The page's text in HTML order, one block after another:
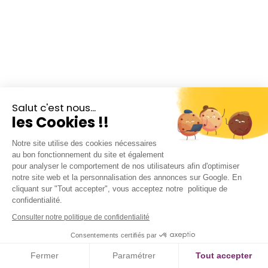
Salut c'est nous...
les Cookies !!
Notre site utilise des cookies nécessaires
au bon fonctionnement du site et également
pour analyser le comportement de nos utilisateurs afin d'optimiser
notre site web et la personnalisation des annonces sur Google. En
cliquant sur "Tout accepter", vous acceptez notre politique de
confidentialité.
Consulter notre politique de confidentialité
Consentements certifiés par
Fermer Paramétrer Tout accepter
Copyright ©Study Experience
tous droits réservés
À LA RECHERCHE DE STUDY EXPERIENCE FRANCE ?
Il semblerait que vous surfiez depuis la France. Souhaitez-vous voir
la version française de Study Experience ?